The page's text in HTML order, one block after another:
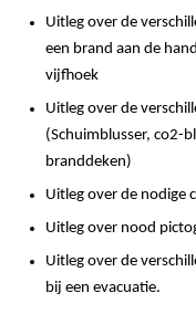
Uitleg over de
een brand aan de
vijfhoek
Uitleg over de
(Schuimblusser, co2-
branddeken)
Uitleg over de nodige
Uitleg over nood
Uitleg over de
bij een evacuatie.